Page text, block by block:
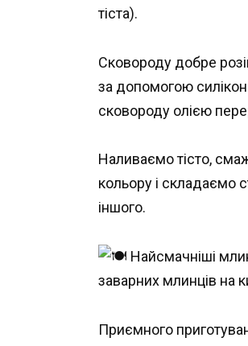
тіста).
Сковороду добре
за допомогою
сковороду олією
Наливаємо тісто,
кольору і складаємо
іншого.
Приємного